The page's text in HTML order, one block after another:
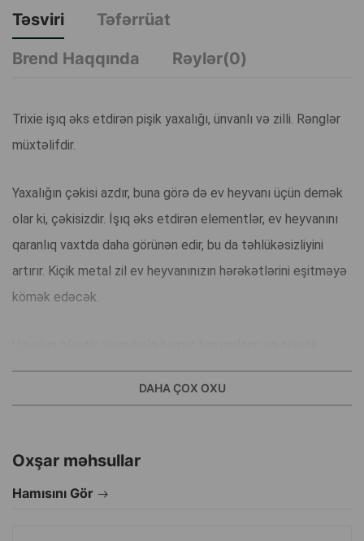
Təsviri
Təfərrüat
Brend Haqqında
Rəylər(0)
Trixie işıq əks etdirən pişik yaxalığı, ünvanlı və zilli. Rənglər
müxtəlifdir.
Yaxalığın çəkisi azdır, buna görə də ev heyvanı üçün demək
olar ki, çəkisizdir. İşıq əks etdirən elementlər, ev heyvanını
qaranlıq vaxtda daha görünən edir, bu da təhlükəsizliyini
artırır. Kiçik metal zil ev heyvanınızın hərəkətlərini eşitməyə
kömək edəcək.
kilidlə asanlıqla bərkidilir. Material - orijinal naxışlı, yüngül
rəngli neylon, işıq əks etdirən boyalarla basılmış naxışlar.
Material: neylon.
DAHA ÇOX OXU
Oxşar məhsullar
Hamısını Gör